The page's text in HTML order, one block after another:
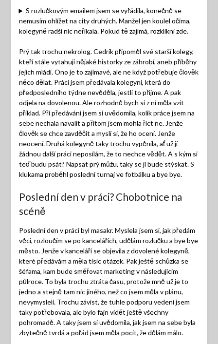
S rozlučkovým emailem jsem se vyřádila, konečně se
nemusím ohlížet na city druhých. Manžel jen koulel očima,
kolegyně radši nic neříkala. Pokud tě zajímá, rozklikni zde.
Prý tak trochu nekrolog. Cedrik připoměl své starší kolegy,
kteří stále vytahují nějaké historky ze záhrobí, aneb příběhy
jejich mládí. Ono je to zajímavé, ale ne když potřebuje člověk
něco dělat. Práci jsem předávala kolegyni, která do
předposledního týdne nevěděla, jestli to přijme. A pak
odjela na dovolenou. Ale rozhodně bych si z ní měla vzít
příklad. Při předávání jsem si uvědomila, kolik práce jsem na
sebe nechala navalit a přitom jsem mohla říct ne. Jenže
člověk se chce zavděčit a myslí si, že ho ocení. Jenže
neocení. Druhá kolegyně taky trochu vypěnila, ať už jí
žádnou další práci neposílám, že to nechce vědět. A s kým si
teď budu psát? Napsat prý můžu, taky se jí bude stýskat. S
klukama proběhl poslední turnaj ve fotbálku a bye bye.
Poslední den v práci? Chobotnice na
scéně
Poslední den v práci byl masakr. Myslela jsem si, jak předám
věci, rozloučím se po kancelářích, udělám rozlučku a bye bye
město. Jenže v kanceláři se objevila z dovolené kolegyně,
které předávám a měla tisíc otázek. Pak ještě schůzka se
šéfama, kam bude směřovat marketing v následujícím
půlroce. To byla trochu ztráta času, protože mně už je to
jedno a stejně tam nic jiného, než co jsem měla v plánu,
nevymysleli. Trochu závist, že tuhle podporu vedení jsem
taky potřebovala, ale bylo fajn vidět ještě všechny
pohromadě. A taky jsem si uvědomila, jak jsem na sebe byla
zbytečně tvrdá a pořád jsem měla pocit, že dělám málo.